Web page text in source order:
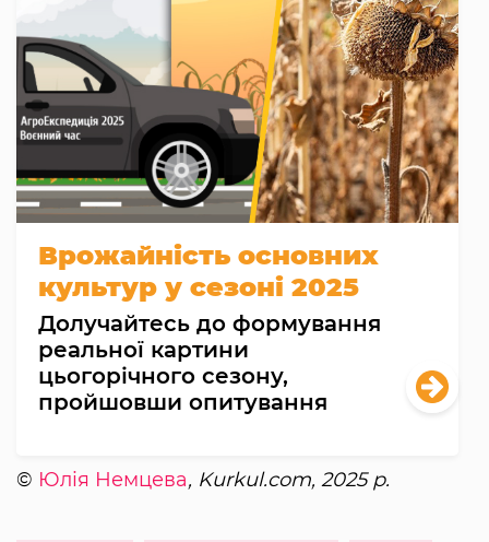
Врожайність основних
культур у сезоні 2025
Долучайтесь до формування
реальної картини
цьогорічного сезону,
пройшовши опитування
© Юлія Немцева, Kurkul.com, 2025 р.